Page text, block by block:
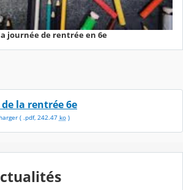
journée de rentrée en 6e
la rentrée 6e
( .pdf, 242.47 ko)